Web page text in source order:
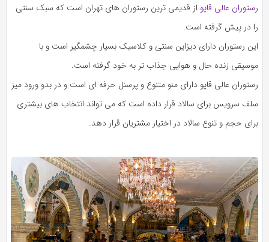
رستوران عالی قاپو از قدیمی ترین رستوران های تهران است که سبک سنتی
را در پیش گرفته است.
این رستوران دارای دیزاین سنتی و کلاسیک بسیار چشمگیر است و با
موسیقی زنده حال و هوایی جذاب تر به خود گرفته است.
رستوران عالی قاپو دارای منو متنوع و پرسنل حرفه ای است و در بدو ورود میز
سلف سرویس برای سالاد قرار داده است که می تواند انتخاب های بیشتری
برای حجم و تنوع سالاد در اختیار مشتریان قرار دهد.